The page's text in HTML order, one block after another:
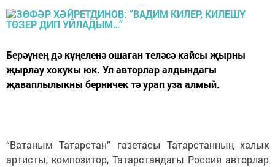
Берәүнең дә күңеленә ошаган теләсә кайсы җырны
җырлау хокукы юк. Ул авторлар алдындагы
җаваплылыкны берничек тә урап уза алмый.
“Ватаным Татарстан” газетасы Татарстанның халык
артисты, композитор, Татарстандагы Россия авторлар